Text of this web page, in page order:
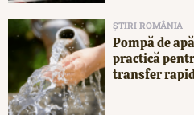
ȘTIRI ROMÂNIA
Pompă de
practică
transfer